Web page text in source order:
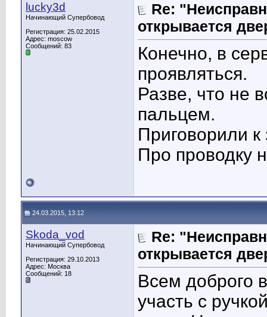
lucky3d
Начинающий Супербовод
Регистрация: 25.02.2015
Адрес: moscow
Сообщений: 83
Re:
открывается
Конечно, в
проявляться.
Разве, что не
пальцем.
Приговорили
Про проводку
24.03.2015, 13:12
Skoda_vod
Начинающий Супербовод
Регистрация: 29.10.2013
Адрес: Москва
Сообщений: 18
Re:
открывается
Всем доброго
участь с